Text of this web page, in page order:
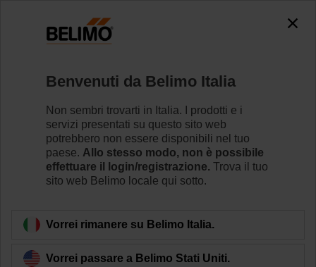
H6020X6P3-S2+LV24A-TPC
Per saperne di più
Torna alla categoria di prodotti
Benvenuti da Belimo Italia
Non sembri trovarti in Italia. I prodotti e i
servizi presentati su questo sito web
potrebbero non essere disponibili nel tuo
paese. Allo stesso modo, non è possibile
effettuare il login/registrazione. Trova il tuo
sito web Belimo locale qui sotto.
Vorrei rimanere su Belimo Italia.
Vorrei passare a Belimo Stati Uniti.